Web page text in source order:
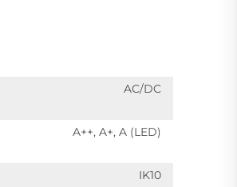
AC/DC
A++, A+, A (LED)
IK10